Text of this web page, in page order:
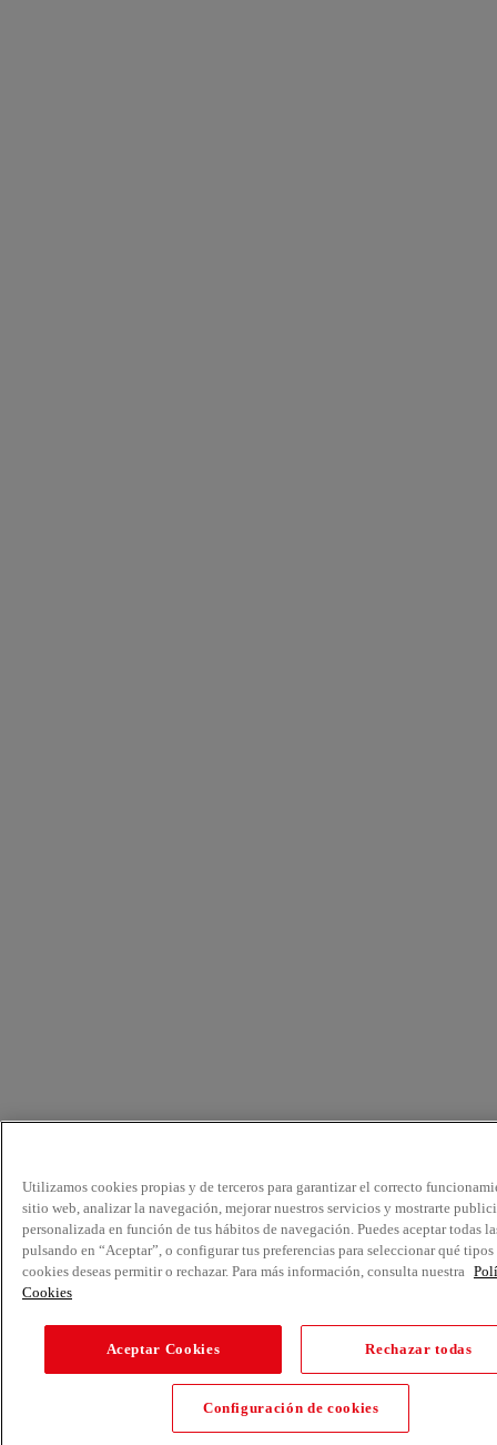
Utilizamos cookies propias y de terceros para garantizar el correcto
sitio web, analizar la navegación, mejorar nuestros servicios y mostrarte
personalizada en función de tus hábitos de navegación. Puedes aceptar todas
pulsando en “Aceptar”, o configurar tus preferencias para seleccionar qué tipos
cookies deseas permitir o rechazar. Para más información, consulta nuestra
Cookies
Aceptar Cookies Rechazar todas
Configuración de cookies